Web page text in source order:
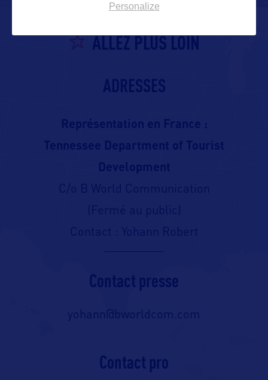
ALLEZ PLUS LOIN
ADRESSES
Représentation en France :
Tennessee Department of Tourist
Development
C/o B World Communication
(Fermé au public)
Contact : Yohann Robert
Contact presse
yohann@bworldcom.com
Contact pro
Personalize